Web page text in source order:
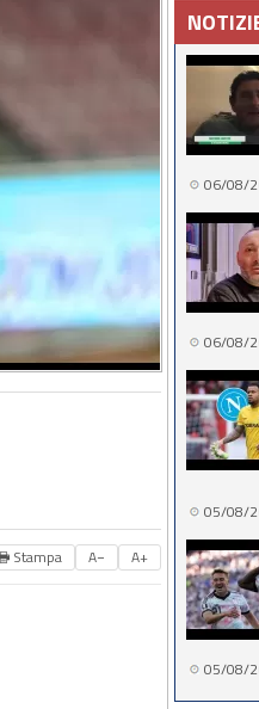
Stampa A− A+
06/08/
06/08/
05/08/
05/08/